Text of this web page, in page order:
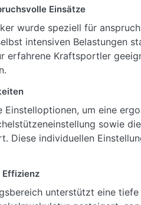
Einsätze
wurde speziell für
intensiven Belastungen
erfahrene Kraftsportler
Einstelloptionen, um eine
sowie
Diese individuellen
Effizienz
unterstützt eine